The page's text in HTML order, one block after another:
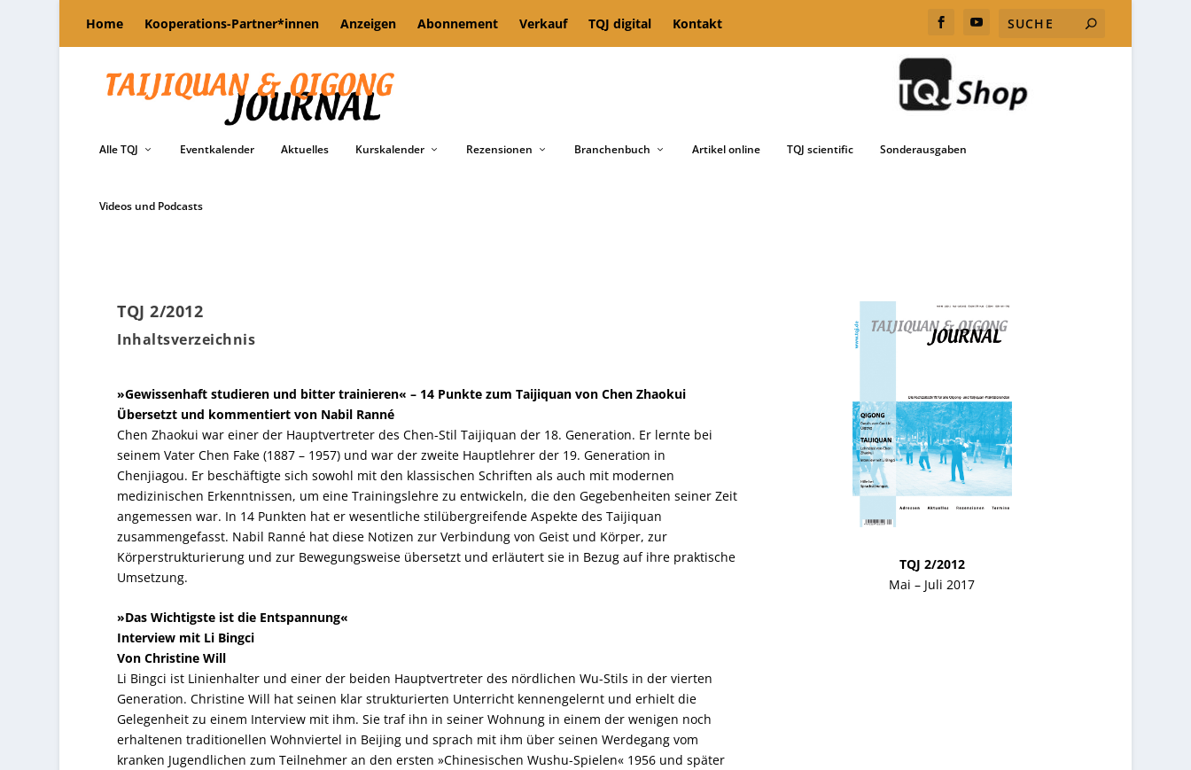
Home Kooperations-Partner*innen Anzeigen Abonnement Verkauf TQJ digital Kontakt
Alle TQJ Eventkalender Aktuelles Kurskalender Rezensionen Branchenbuch Artikel online TQJ scientific Sonderausgaben
Videos und Podcasts
TQJ 2/2012
Inhaltsverzeichnis
»Gewissenhaft studieren und bitter trainieren« – 14 Punkte zum Taijiquan von Chen Zhaokui
Übersetzt und kommentiert von Nabil Ranné
Chen Zhaokui war einer der Hauptvertreter des Chen-Stil Taijiquan der 18. Generation. Er lernte bei
seinem Vater Chen Fake (1887 – 1957) und war der zweite Hauptlehrer der 19. Generation in
Chenjiagou. Er beschäftigte sich sowohl mit den klassischen Schriften als auch mit modernen
medizinischen Erkenntnissen, um eine Trainingslehre zu entwickeln, die den Gegebenheiten seiner Zeit
angemessen war. In 14 Punkten hat er wesentliche stilübergreifende Aspekte des Taijiquan
zusammengefasst. Nabil Ranné hat diese Notizen zur Verbindung von Geist und Körper, zur
Körperstrukturierung und zur Bewegungsweise übersetzt und erläutert sie in Bezug auf ihre praktische
Umsetzung.
»Das Wichtigste ist die Entspannung«
Interview mit Li Bingci
Von Christine Will
Li Bingci ist Linienhalter und einer der beiden Hauptvertreter des nördlichen Wu-Stils in der vierten
Generation. Christine Will hat seinen klar strukturierten Unterricht kennengelernt und erhielt die
Gelegenheit zu einem Interview mit ihm. Sie traf ihn in seiner Wohnung in einem der wenigen noch
erhaltenen traditionellen Wohnviertel in Beijing und sprach mit ihm über seinen Werdegang vom
kranken Jugendlichen zum Teilnehmer an den ersten »Chinesischen Wushu-Spielen« 1956 und später
TQJ 2/2012
Mai – Juli 2017